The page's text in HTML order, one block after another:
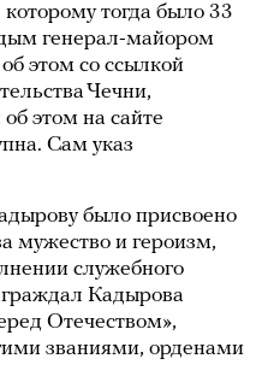
тогда было 33
генерал-майором
об этом со ссылкой
Чечни,
этом на сайте
Сам указ
было присвоено
мужество и героизм,
служебного
Кадырова
Отечеством»,
званиями, орденами